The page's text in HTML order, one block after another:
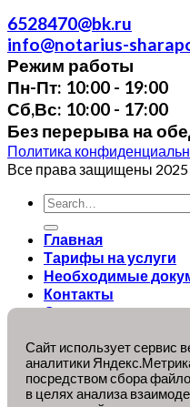
6528470@bk.ru
info@notarius-
Режим работы
Пн-Пт: 10:00 - 19:00
Сб,Вс: 10:00 - 17:00
Без перерыва на
Политика
Все права защищены
Главная
Тарифы на услуги
Необходимые
Контакты
О нотариусе
WooCommerce not
+7 (495) 652-
Сайт использует сервис
аналитики
посредством сбора
в целях анализа